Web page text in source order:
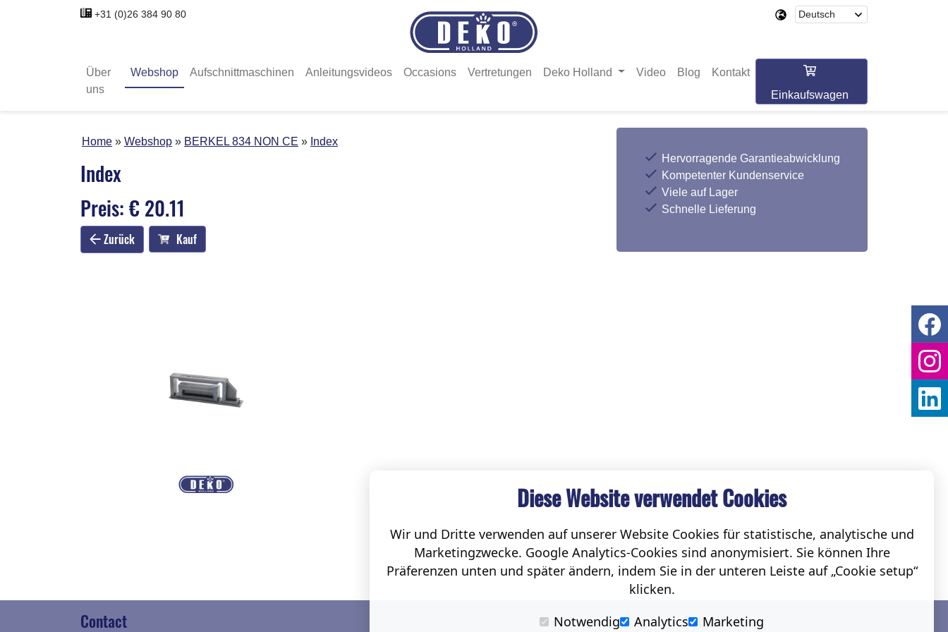
+31 (0)26 384 90 80
Über
uns
Webshop Aufschnittmaschinen Anleitungsvideos Occasions Vertretungen Deko Holland Video Blog
Kontakt
Einkaufswagen
Home Webshop BERKEL 834 NON CE Index
Index
Preis: € 20.11
Zurück Kauf
Hervorragende Garantieabwicklung
Kompetenter Kundenservice
Viele auf Lager
Schnelle Lieferung
Contact Social
Diese Website verwendet Cookies
Wir und Dritte verwenden auf unserer Website Cookies für statistische, analytische und
Marketingzwecke. Google Analytics-Cookies sind anonymisiert. Sie können Ihre
Präferenzen unten und später ändern, indem Sie in der unteren Leiste auf „Cookie setup“
klicken.
Notwendig
Analytics Marketing